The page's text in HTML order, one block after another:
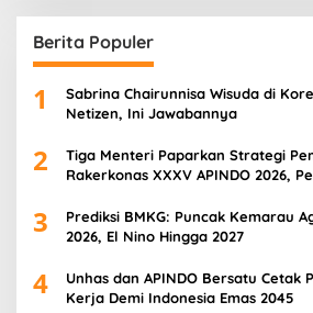
Berita Populer
1
Sabrina Chairunnisa Wisuda di
Netizen, Ini Jawabannya
2
Tiga Menteri Paparkan Strategi
Rakerkonas XXXV APINDO 2026,
3
Prediksi BMKG: Puncak Kemarau
2026, El Nino Hingga 2027
4
Unhas dan APINDO Bersatu Cetak
Kerja Demi Indonesia Emas 2045